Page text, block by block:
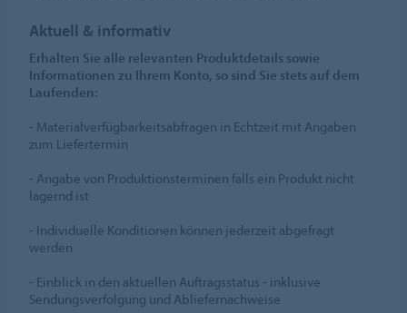
Aktuell & informativ
Erhalten Sie alle relevanten Produktdetails sowie
Informationen zu Ihrem Konto, so sind Sie stets auf dem
Laufenden:
- Materialverfügbarkeitsabfragen in Echtzeit mit Angaben
zum Liefertermin
- Angabe von Produktionsterminen falls ein Produkt nicht
lagernd ist
- Individuelle Konditionen können jederzeit abgefragt
werden
- Einblick in den aktuellen Auftragsstatus - inklusive
Sendungsverfolgung und Abliefernachweise